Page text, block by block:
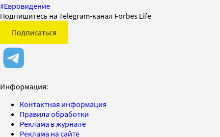
#Евровидение
Подпишитесь на Telegram-канал Forbes Life
Подписаться
Информация:
Контактная информация
Правила обработки
Реклама в журнале
Реклама на сайте